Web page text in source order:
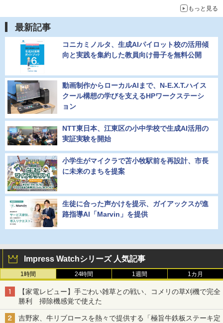
もっと見る
最新記事
コニカミノルタ、生成AIパイロット校の活用傾
向と実践を集約した教員向け冊子を無料公開
動画制作からローカルAIまで、N-E.X.T.ハイス
クール構想の学びを支えるHPワークステーシ
ョン
NTT東日本、江東区の小中学校で生成AI活用の
実証実験を開始
小学生がマイクラで苫小牧駅前を再設計、市長
に未来のまちを提案
生徒に合った声かけを提示、ガイアックスが進
路指導AI「Marvin」を提供
Impress Watchシリーズ 人気記事
1時間 24時間 1週間 1カ月
【家電レビュー】手ごわい雑草との戦い、コメリの草刈機で完全
勝利 掃除機感覚で使えた
吉野家、牛リブロースを熱々で提供する「極旨牛鉄板ステーキ定